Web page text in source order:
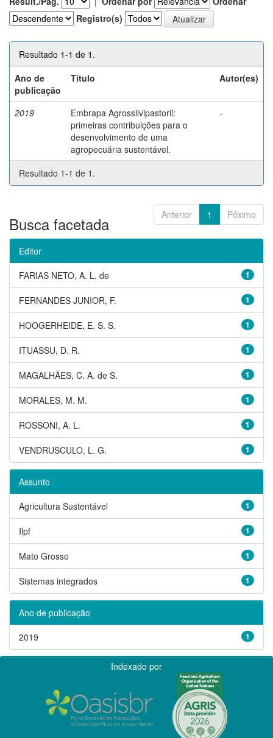
Registro(s)
Resultado 1-1 de 1.
Ano de
publicação
Título Autor(es)
2019
Embrapa Agrossilvipastoril:
primeiras contribuições para o
desenvolvimento de uma
agropecuária sustentável.
-
Resultado 1-1 de 1.
Anterior 1 Póximo
Busca facetada
Editor
1
FARIAS NETO, A. L. de
1
FERNANDES JUNIOR, F.
1
HOOGERHEIDE, E. S. S.
1
ITUASSU, D. R.
1
MAGALHÃES, C. A. de S.
1
MORALES, M. M.
1
ROSSONI, A. L.
1
VENDRUSCULO, L. G.
Assunto
1
Agricultura Sustentável
1
Ilpf
1
Mato Grosso
1
Sistemas integrados
Ano de publicação
1
2019
Indexado por